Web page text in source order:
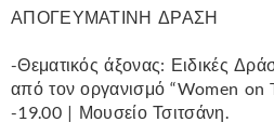
ΑΠΟΓΕΥΜΑΤΙΝΗ ΔΡΑΣΗ
-Θεματικός άξονας: Ειδικές
από τον οργανισμό “Women on
-19.00 | Μουσείο Τσιτσάνη.